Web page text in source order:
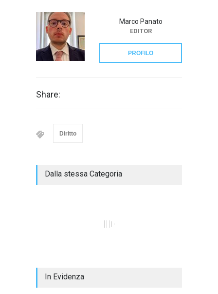
Marco Panato
EDITOR
PROFILO
Share:
Diritto
Dalla stessa Categoria
In Evidenza